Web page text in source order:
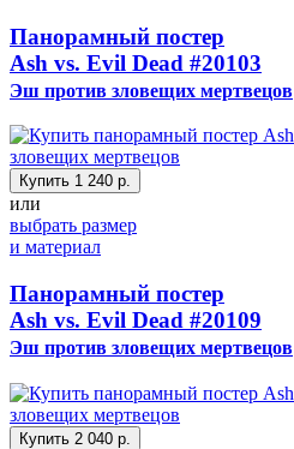
Панорамный постер
Ash vs. Evil Dead #20103
Эш против зловещих мертвецов
Купить 1 240 р.
или
выбрать размер
и материал
Панорамный постер
Ash vs. Evil Dead #20109
Эш против зловещих мертвецов
Купить 2 040 р.